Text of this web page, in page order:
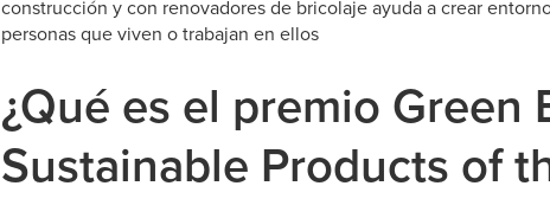
construcción y con renovadores de bricolaje ayuda a crear
personas que viven o trabajan en ellos
¿Qué es el premio Green
Sustainable Products of